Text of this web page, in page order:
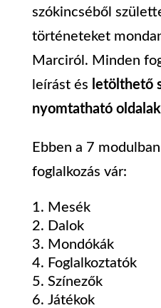
szókincséből
történeteket
Marciról. Minden
leírást és letölthető
nyomtatható
Ebben a 7
foglalkozás vár:
Mesék
Dalok
Mondókák
Foglalkoztatók
Színezők
Játékok